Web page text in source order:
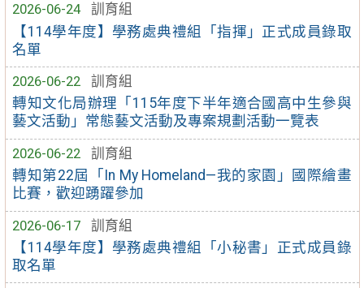
2026-06-24
訓育組
【114學年度】學務處典禮組「指揮」正式成員錄取
名單
2026-06-22
訓育組
轉知文化局辦理「115年度下半年適合國高中生參與
藝文活動」常態藝文活動及專案規劃活動一覽表
2026-06-22
訓育組
轉知第22屆「In My Homeland—我的家園」國際繪畫
比賽，歡迎踴躍參加
2026-06-17
訓育組
【114學年度】學務處典禮組「小秘書」正式成員錄
取名單